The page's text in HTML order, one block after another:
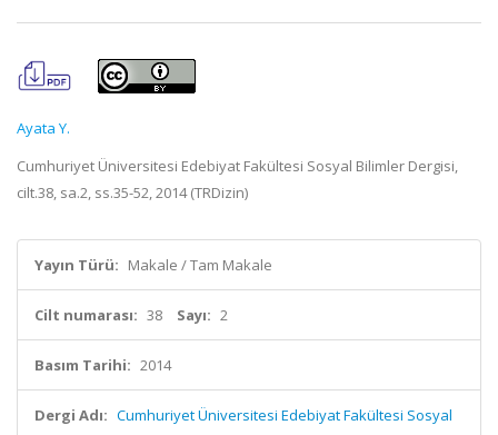
Ayata Y.
Cumhuriyet Üniversitesi Edebiyat Fakültesi Sosyal Bilimler Dergisi,
cilt.38, sa.2, ss.35-52, 2014 (TRDizin)
Yayın Türü: Makale / Tam Makale
Cilt numarası: 38 Sayı: 2
Basım Tarihi: 2014
Dergi Adı: Cumhuriyet Üniversitesi Edebiyat Fakültesi Sosyal